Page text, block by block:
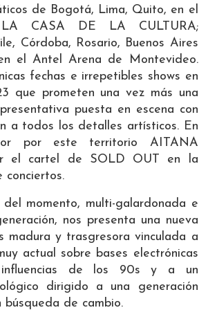
de Bogotá, Lima, Quito, en el
CASA DE LA CULTURA;
Córdoba, Rosario, Buenos Aires
el Antel Arena de Montevideo.
fechas e irrepetibles shows en
que prometen una vez más una
puesta en escena con
a todos los detalles artísticos. En
por este territorio AITANA
el cartel de SOLD OUT en la
conciertos.
momento, multi-galardonada e
nos presenta una nueva
madura y trasgresora vinculada a
actual sobre bases electrónicas
influencias de los 90s y a un
dirigido a una generación
búsqueda de cambio.